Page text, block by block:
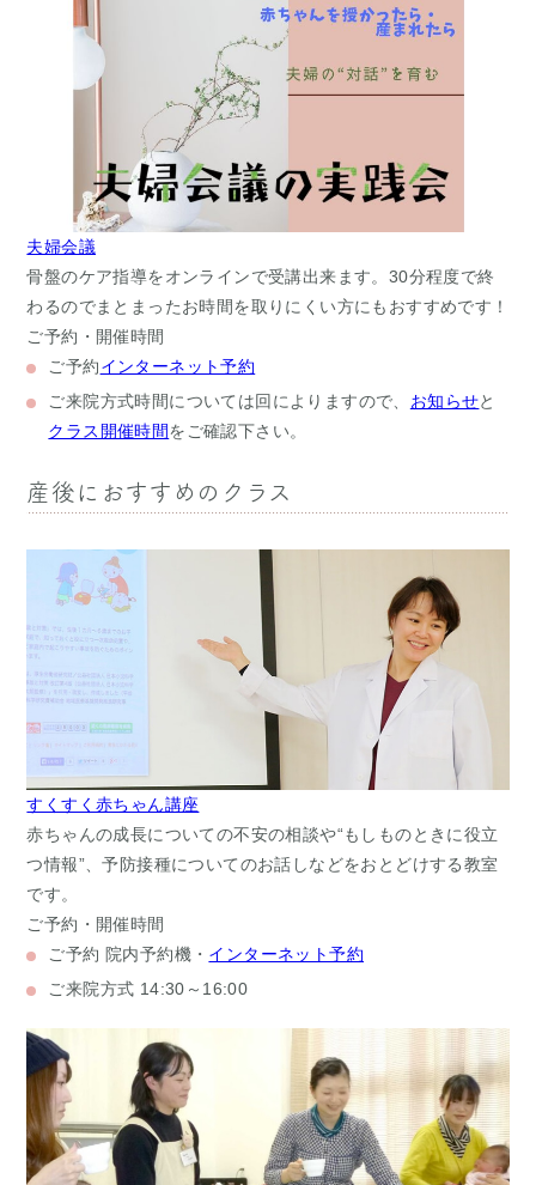
夫婦会議
骨盤のケア指導をオンラインで受講出来ます。30分程度で終
わるのでまとまったお時間を取りにくい方にもおすすめです！
ご予約・開催時間
ご予約インターネット予約
ご来院方式時間については回によりますので、 お知らせと
クラス開催時間をご確認下さい。
産後におすすめのクラス
すくすく赤ちゃん講座
赤ちゃんの成長についての不安の相談や“もしものときに役立
つ情報”、予防接種についてのお話しなどをおとどけする教室
です。
ご予約・開催時間
ご予約 院内予約機・ インターネット予約
ご来院方式 14:30～16:00